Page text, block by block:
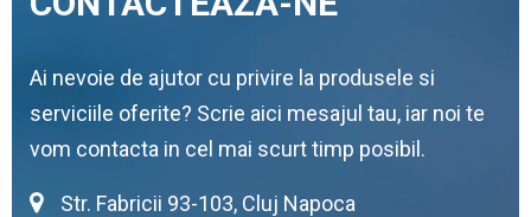
Ai nevoie de ajutor cu privire la produsele si
serviciile oferite? Scrie aici mesajul tau, iar noi te
vom contacta in cel mai scurt timp posibil.
Str. Fabricii 93-103, Cluj Napoca